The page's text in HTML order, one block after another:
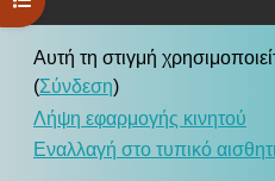
Αυτή τη στιγμή
(Σύνδεση)
Λήψη εφαρμογής κινητού
Εναλλαγή στο τυπικό